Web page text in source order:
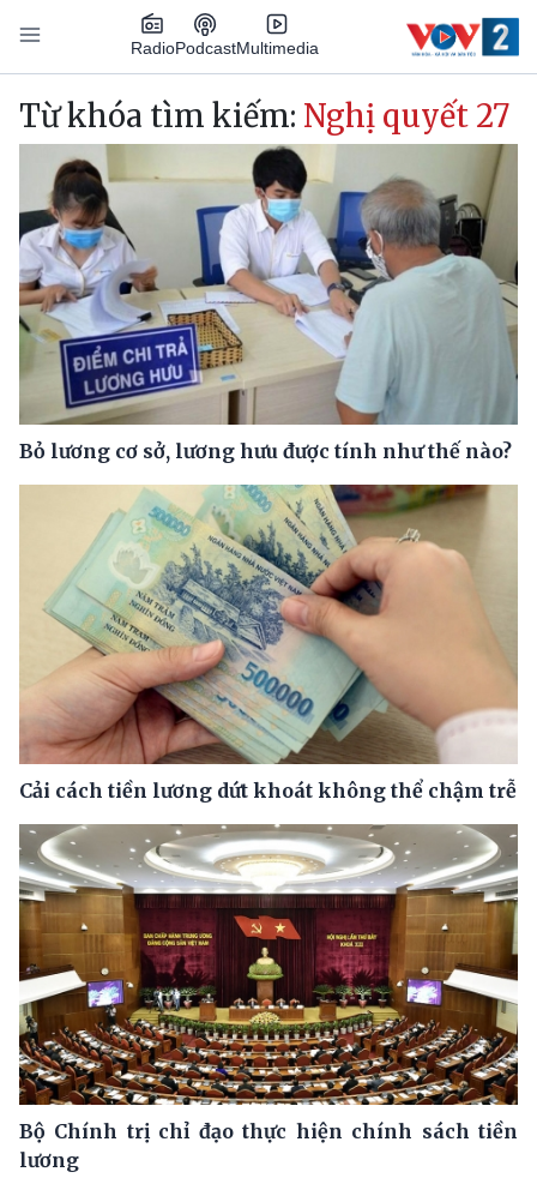
Nhảy đến nội dung
RadioPodcastMultimedia
Main navigation
Từ khóa tìm kiếm: Nghị quyết 27
Bỏ lương cơ sở, lương hưu được tính như thế nào?
Cải cách tiền lương dứt khoát không thể chậm trễ
Bộ Chính trị chỉ đạo thực hiện chính sách tiền
lương